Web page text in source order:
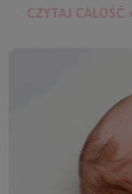
słuchawki
CZYTAJ CAŁOŚĆ